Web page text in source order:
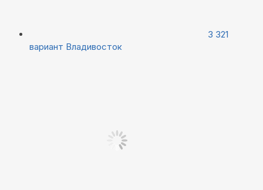
3 321
вариант Владивосток